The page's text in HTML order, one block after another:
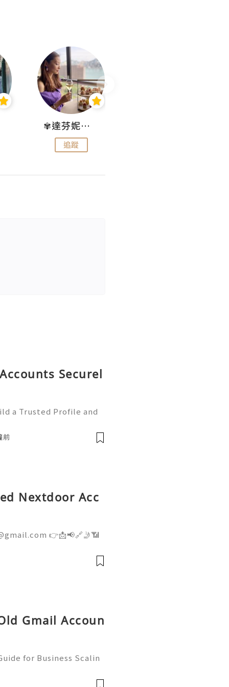
✾達芬妮•愛孩子•愛生活✾
追蹤
Securel
a Trusted Profile and
and collabo
前
Nextdoor Acc
👉📩📢🔗🤳📶
getpvapro.com Buy
Quality at Getpvapr
Gmail Accoun
for Business Scalin